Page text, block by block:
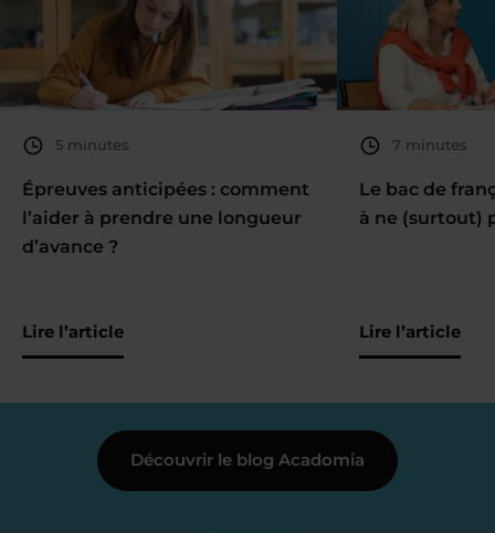
5 minutes
Épreuves anticipées : comment
l’aider à prendre une longueur
d’avance ?
Lire l’article
7 minutes
Le bac de
à ne (surtout)
Lire l’article
Découvrir le blog Acadomia